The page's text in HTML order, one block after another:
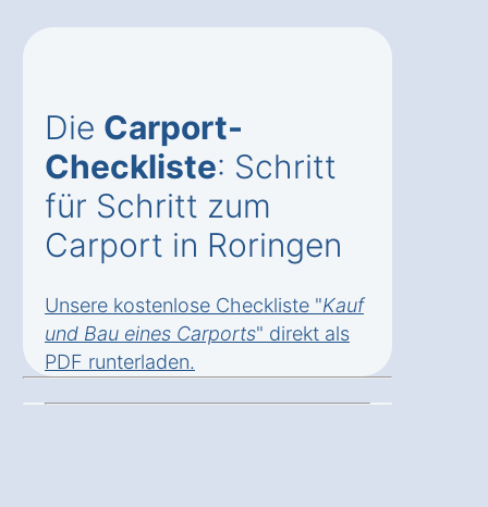
Die Carport-
Checkliste: Schritt
für Schritt zum
Carport in Roringen
Unsere kostenlose Checkliste "Kauf
und Bau eines Carports" direkt als
PDF runterladen.